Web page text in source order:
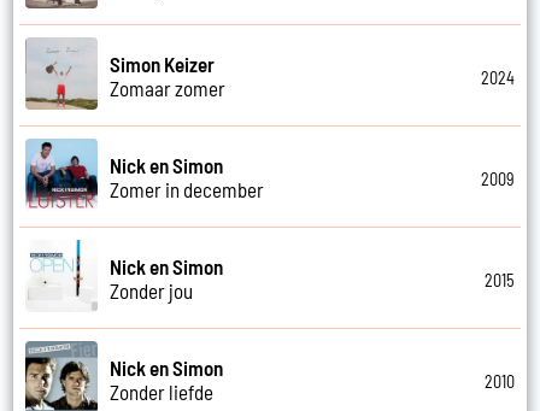
Simon Keizer
Zomaar zomer
2024
Nick en Simon
Zomer in december
2009
Nick en Simon
Zonder jou
2015
Nick en Simon
Zonder liefde
2010